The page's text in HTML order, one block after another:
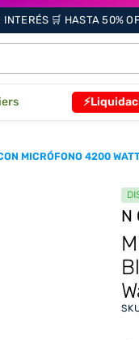
🛒 HASTA 50% OFF
MICRÓFONO 4200